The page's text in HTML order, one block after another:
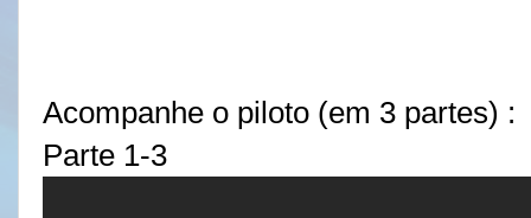
Acompanhe o piloto (em 3 partes) :
Parte 1-3